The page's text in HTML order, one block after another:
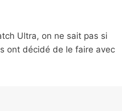
Ultra, on ne sait pas si
ont décidé de le faire avec